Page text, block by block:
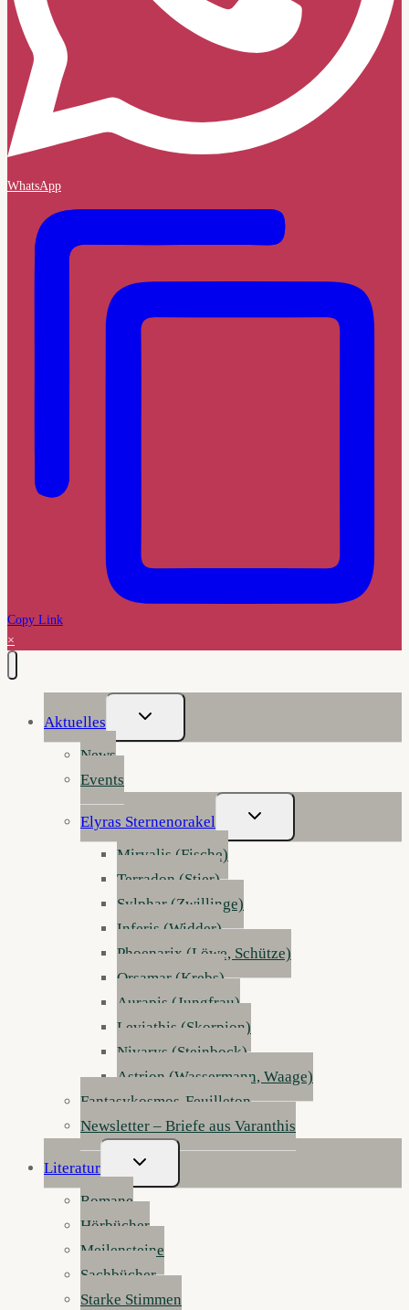
WhatsApp
Copy Link
×
Aktuelles
Untermenü
Umschalten
News
Events
Elyras Sternenorakel
Untermenü
Umschalten
Mirvalis (Fische)
Terradon (Stier)
Sylphar (Zwillinge)
Inferis (Widder)
Phoenarix (Löwe, Schütze)
Orsamar (Krebs)
Aurapis (Jungfrau)
Leviathis (Skorpion)
Nivarys (Steinbock)
Astrion (Wassermann, Waage)
Fantasykosmos-Feuilleton
Newsletter – Briefe aus Varanthis
Literatur
Untermenü
Umschalten
Romane
Hörbücher
Meilensteine
Sachbücher
Starke Stimmen